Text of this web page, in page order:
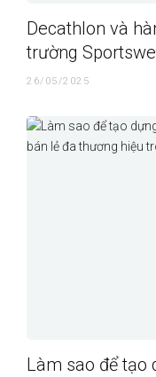
Decathlon và
trường
26/05/2025
Làm sao để tạo